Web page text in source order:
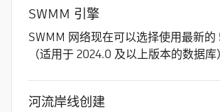
SWMM 引擎
SWMM 网络现在可以选择使用最新的
（适用于 2024.0 及以上版本的数据库
河流岸线创建